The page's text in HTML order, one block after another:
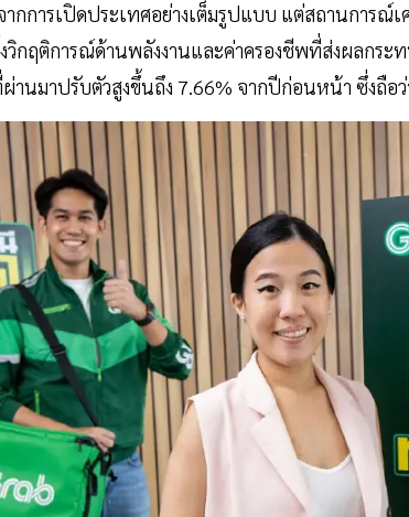
กการเปิดประเทศอย่างเต็มรูปแบบ แต่สถานการณ์เ
งวิกฤติการณ์ด้านพลังงานและค่าครองชีพที่ส่งผลกร
านมาปรับตัวสูงขึ้นถึง 7.66% จากปีก่อนหน้า ซึ่งถือ